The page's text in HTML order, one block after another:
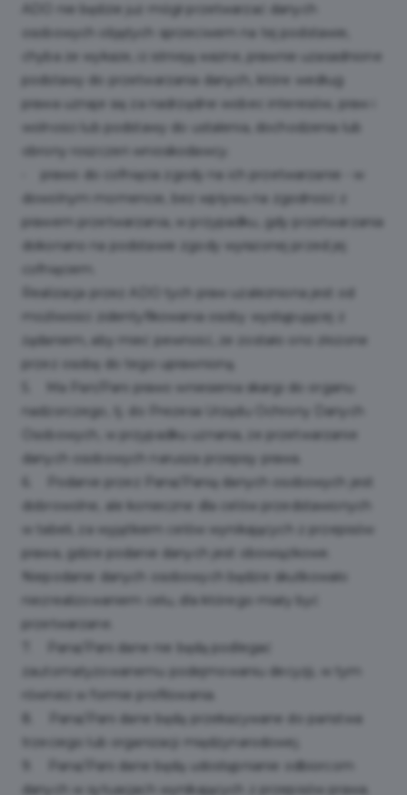
ADO nie będzie już mógł przetwarzać danych
osobowych objętych sprzeciwem na tej podstawie,
chyba że wykaże, iż istnieją ważne, prawnie uzasadnione
podstawy do przetwarzania danych, które według
prawa uznaje się za nadrzędne wobec interesów, praw i
wolności lub podstawy do ustalenia, dochodzenia lub
obrony roszczeń wnioskodawcy.
• prawo do cofnięcia zgody na ich przetwarzanie - w
dowolnym momencie, bez wpływu na zgodność z
prawem przetwarzania, w przypadku, gdy przetwarzania
dokonano na podstawie zgody wyrażonej przed jej
cofnięciem.
Realizacja przez ADO tych praw uzależniona jest od
możliwości zidentyfikowania osoby występującej z
żądaniem, aby mieć pewność, że zostało ono złożone
przez osobę do tego uprawnioną.
5. Ma Pan/Pani prawo wniesienia skargi do organu
nadzorczego, tj. do Prezesa Urzędu Ochrony Danych
Osobowych, w przypadku uznania, że przetwarzanie
danych osobowych narusza przepisy prawa.
6. Podanie przez Pana/Panią danych osobowych jest
dobrowolne, ale konieczne dla celów przedstawionych
w tabeli, za wyjątkiem celów wynikających z przepisów
prawa, gdzie podanie danych jest obowiązkowe.
Niepodanie danych osobowych będzie skutkowało
niezrealizowaniem celu, dla którego miały być
przetwarzane.
7. Pana/Pani dane nie będą podlegać
zautomatyzowanemu podejmowaniu decyzji, w tym
również w formie profilowania.
8. Pana/Pani dane będą przekazywane do państwa
trzeciego lub organizacji międzynarodowej.
9. Pana/Pani dane będą udostępnianie odbiorcom
danych w sytuacjach wynikających z przepisów prawa.